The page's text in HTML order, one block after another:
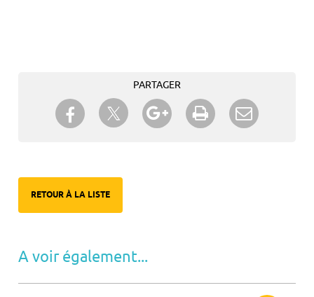
PARTAGER
Partager sur Facebook
Partager sur TwitterPartager sur Google+
Imprimer
RETOUR À LA LISTE
A voir également...